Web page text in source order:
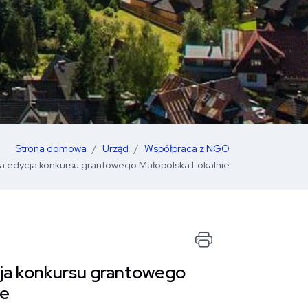
Strona domowa Urząd
Współpraca z NGO
edycja konkursu grantowego Małopolska Lokalnie
Drukuj
konkursu grantowego